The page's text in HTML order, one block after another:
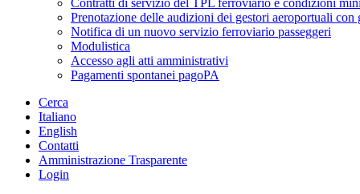
Contratti di servizio del TPL ferroviario e condizioni
Prenotazione delle audizioni dei gestori aeroportuali con
Notifica di un nuovo servizio ferroviario passeggeri
Modulistica
Accesso agli atti amministrativi
Pagamenti spontanei pagoPA
Cerca
Italiano
English
Contatti
Amministrazione Trasparente
Login